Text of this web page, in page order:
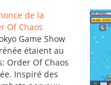
de la
Of Chaos
Game Show
étaient au
Order Of Chaos
Inspiré des